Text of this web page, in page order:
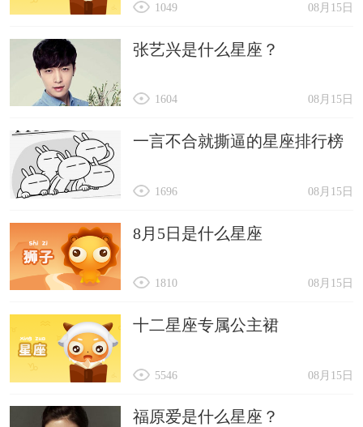
08月15日
1049
张艺兴是什么星座？
08月15日
1604
一言不合就撕逼的星座排行榜
08月15日
1696
8月5日是什么星座
08月15日
1810
十二星座专属公主裙
08月15日
5546
福原爱是什么星座？